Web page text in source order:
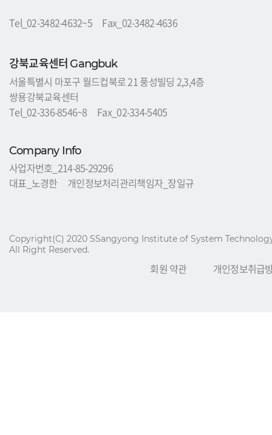
Tel_02-3482-4632~5 Fax_02-3482-4636
강북교육센터Gangbuk
서울특별시 마포구 월드컵북로 21 풍성빌딩 2,3,4층
쌍용강북교육센터
Tel_02-336-8546~8 Fax_02-334-5405
Company Info
사업자번호_214-85-29296
대표_노경한 개인정보처리관리책임자_장일규
Copyright(C) 2020 SSangyong Institute of System
All Right Reserved.
회원 약관 개인정보취급